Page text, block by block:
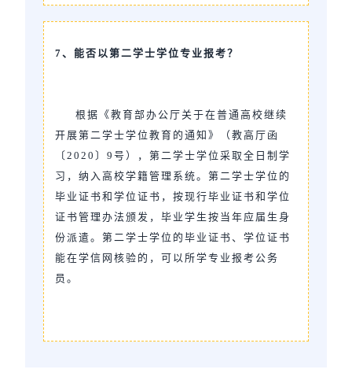
7、能否以第二学士学位专业报考？
根据《教育部办公厅关于在普通高校继续
开展第二学士学位教育的通知》（教高厅函
〔2020〕9号），第二学士学位采取全日制学
习，纳入高校学籍管理系统。第二学士学位的
毕业证书和学位证书，按现行毕业证书和学位
证书管理办法颁发，毕业学生按当年应届生身
份派遣。第二学士学位的毕业证书、学位证书
能在学信网核验的，可以所学专业报考公务
员。